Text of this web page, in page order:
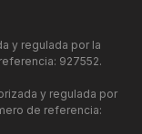
y regulada por la
927552.
y regulada por
de referencia: